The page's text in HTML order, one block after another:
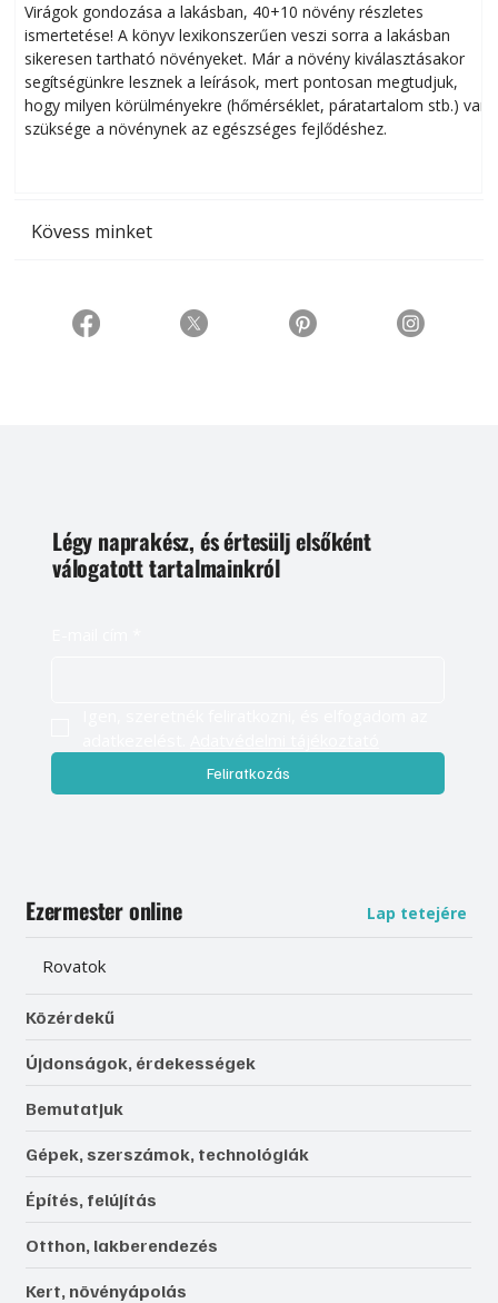
Virágok gondozása a lakásban, 40+10 növény részletes
ismertetése! A könyv lexikonszerűen veszi sorra a lakásban
sikeresen tart­ha­tó növényeket. Már a növény kiválasztásakor
segítségünkre lesznek a leírások, mert pontosan megtudjuk,
hogy milyen körülményekre (hőmérséklet, páratartalom stb.) van
szüksége a növénynek az egészséges fejlődéshez.
Kövess minket
Légy naprakész, és értesülj elsőként
válogatott tartalmainkról
Feliratkozás
Ezermester online Lap tetejére
Rovatok
Közérdekű
Újdonságok, érdekességek
Bemutatjuk
Gépek, szerszámok, technológiák
Építés, felújítás
Otthon, lakberendezés
Kert, növényápolás